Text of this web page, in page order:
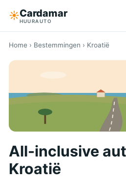
☀︎Cardamar
HUURAUTO
Bestemmingen
Zonder eigen risico
Tips
Over Cardamar
Home › Bestemmingen › Kroatië
All-inclusive
Kroatië